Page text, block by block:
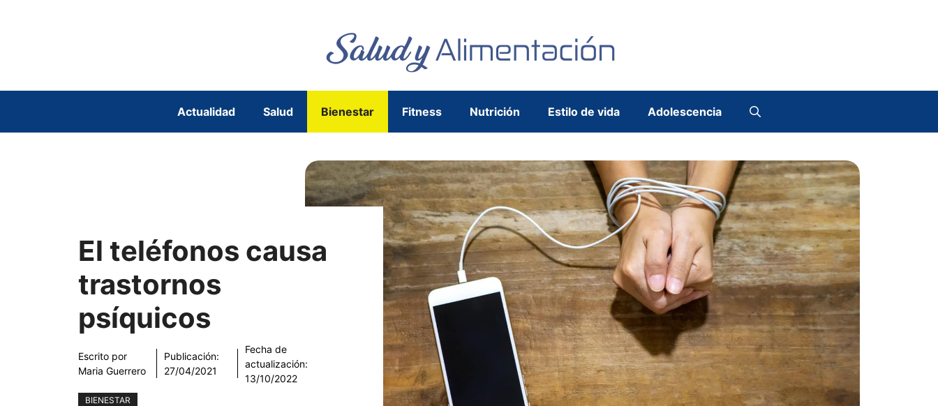
Actualidad Salud Bienestar Fitness Nutrición Estilo de vida Adolescencia
El teléfonos causa
trastornos
psíquicos
Escrito por
Maria Guerrero
Publicación:
27/04/2021
Fecha de
actualización:
13/10/2022
BIENESTAR